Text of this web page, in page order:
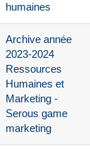
humaines
Archive année
2023-2024
Ressources
Humaines et
Marketing -
Serous game
marketing